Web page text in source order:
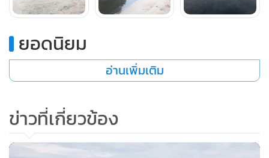
พื้นที่จะหาแนวทางในการแก้ปัญหามาโดยตลอด แต่ปัญหาก็ยัง
ปากบาง ไหลลงทะเลหาดป่าตอง ที่จุดบริเวณสะพานคอรัล ทาง
ไปหาดไตรตรัง เป็นน้ำเสียที่ดำ และมีกลิ่นเหม็น สร้างความเสีย
หายต่อน้ำทะเล และเมืองท่องเที่ยวอย่างหาดป่าตองเป็นอย่าง
ยอดนิยม
อ่านเพิ่มเติม
ข่าวที่เกี่ยวข้อง